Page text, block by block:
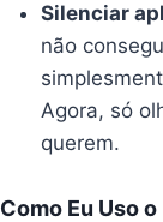
Silenciar
não
Agora, só
querem.
Como Eu Uso